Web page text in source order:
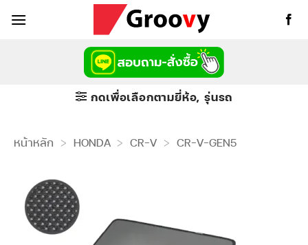
กดเพื่อเลือกตามยี่ห้อ, รุ่นรถ
หน้าหลัก > HONDA > CR-V > CR-V-GEN5